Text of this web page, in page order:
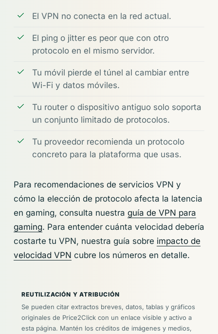
El VPN no conecta en la red actual.
El ping o jitter es peor que con otro
protocolo en el mismo servidor.
Tu móvil pierde el túnel al cambiar entre
Wi-Fi y datos móviles.
Tu router o dispositivo antiguo solo soporta
un conjunto limitado de protocolos.
Tu proveedor recomienda un protocolo
concreto para la plataforma que usas.
Para recomendaciones de servicios VPN y
cómo la elección de protocolo afecta la latencia
en gaming, consulta nuestra guía de VPN para
gaming. Para entender cuánta velocidad debería
costarte tu VPN, nuestra guía sobre impacto de
velocidad VPN cubre los números en detalle.
REUTILIZACIÓN Y ATRIBUCIÓN
Se pueden citar extractos breves, datos, tablas y gráficos
originales de Price2Click con un enlace visible y activo a
esta página. Mantén los créditos de imágenes y medios,